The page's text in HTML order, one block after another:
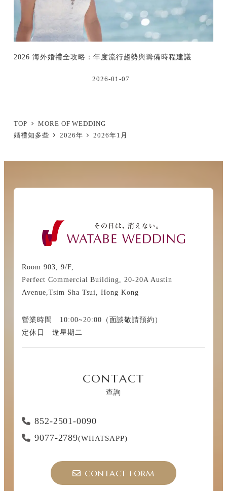
2026 海外婚禮全攻略：年度流行趨勢與籌備時程建議
2026-01-07
TOP
MORE OF WEDDING
婚禮知多些
2026年 2026年1月
Room 903, 9/F,
Perfect Commercial Building, 20-20A Austin
Avenue,Tsim Sha Tsui, Hong Kong
營業時間 10:00~20:00（面談敬請預約）
定休日 逢星期二
CONTACT
查詢
852-2501-0090
9077-2789(WHATSAPP)
CONTACT FORM